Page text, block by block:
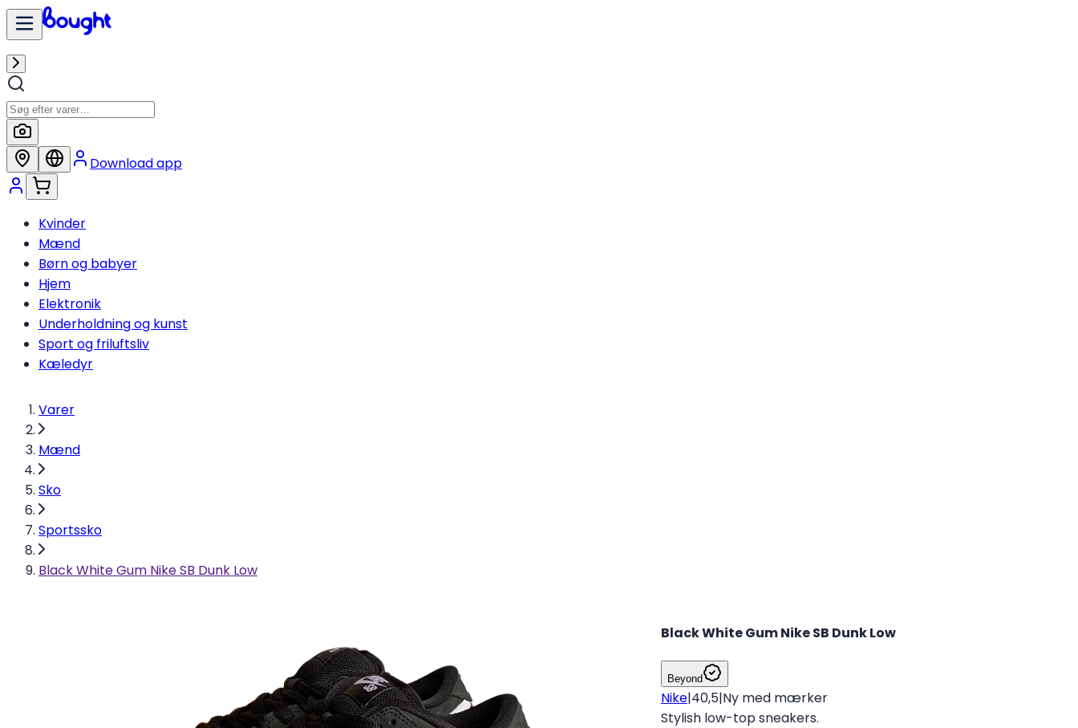
Download app
Kvinder
Mænd
Børn og babyer
Hjem
Elektronik
Underholdning og kunst
Sport og friluftsliv
Kæledyr
Varer
Mænd
Sko
Sportssko
Black White Gum Nike SB Dunk Low
Black White Gum Nike SB Dunk Low
Beyond
Nike|40,5|Ny med mærker
Stylish low-top sneakers.